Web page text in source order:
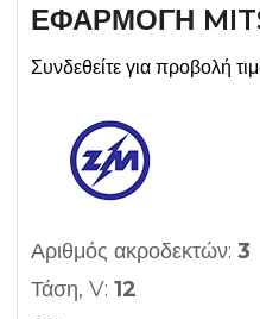
ΕΦΑΡΜΟΓΗ
Συνδεθείτε για προβολή
Αριθμός ακροδεκτών: 3
Τάση, V: 12